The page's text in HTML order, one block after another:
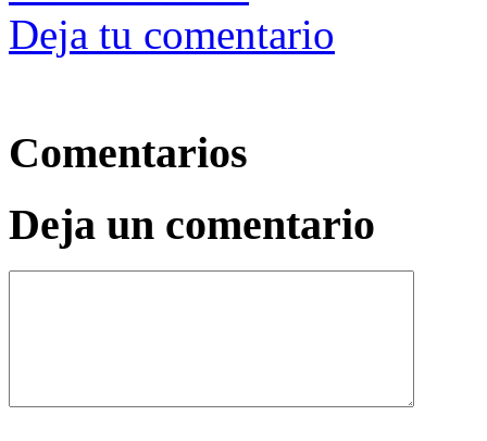
Deja tu comentario
Comentarios
Deja un comentario